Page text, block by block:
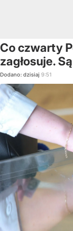
Co czwarty
zagłosuje.
Dodano: dzisiaj 9:51